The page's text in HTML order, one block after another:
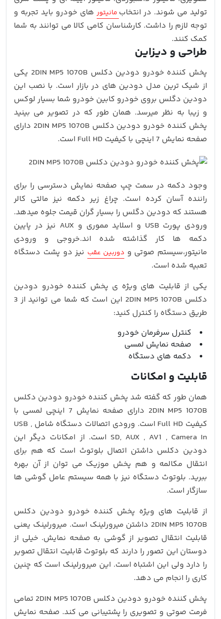
تولید می شوند. در انتخاب مانیتور های خودرو باید تجربه و
توجه لازم را داشت. کارشناسان کامی کالا می توانند به شما
کمک کنند.
طراحی و دیزاین
پخش کننده خودرو دودین دکلس 2DIN MP5 1070B یکی
از شیک ترین مدل دودین های در بازار است. با نصب این
دودین دگلس بروی خودرو کابین خودرو شما بسیار لوکس
و زیبا به نظر میرسد. همان طور که در تصویر می بینید
پخش کننده خودرو دودین دکلس 2DIN MP5 1070B دارای
صفحه نمایش 7 اینچی با کیفیت Full HD است.
وجود دکمه در سمت چپ صفحه نمایش دسترسی را برای
راننده آسان کرده است. چراغ زیر دکمه نیز مالتی کالر
هستند که دودین دگلس را بسیار گران قیمت جلوه میدهد.
ورودی پورت USB و اسلاید مموری و AUX نیز در پایین
دکمه ها کار گذاشته شده اند.خروجی و ورودی
مانیتور،سیستم صوتی ودوربین عقب نیز دو پشت دستگاه
تعبیه شده است.
یکی از قابلیت های ویژه ی پخش کننده خودرو دودین
دکلس 2DIN MP5 1070B این است که شما می توانید از 3
طریق دستگاه را کنترل کنید:
کنترل سرفرمان خودرو
صفحه نمایش لمسی
دکمه های دستگاه
قابلیت و امکانات
همان طور که گفته شد پخش کننده خودرو دودین دکلس
2DIN MP5 1070B دارای صفحه نمایش 7 اینچی لمسی با
کیفیت Full HD است. ورودی اتصالات دستگاه شامل USB ,
SD, AUX , AV1 , Camera In است. از امکانات دیگر این
دودین دکلس داشتن اتصال بلوتوث است که هم برای
انتقال مکالمه و هم پخش موزیک می توان از آن بهره
ببرید. بلوتوث دستگاه نیز با همه سیستم عامل گوشی ها
سازگار است.
از قابلیت های ویژه پخش کننده خودرو دودین دکلس
2DIN MP5 1070B داشتن میرورلینک است. میرورلینک یعنی
قابلیت انتقال تصویر از گوشی به صفحه نمایش. خیلی از
دوستان این تصور را دارند که بلوتوث قابلیت انتقال تصویر
را دارد ولی این اشتباه است. این میرورلینک است که چنین
کاری را انجام می دهد.
پخش کننده خودرو دودین دکلس 2DIN MP5 1070B تمامی
فرمت صوتی و تصویری را پشتیبانی می کند. صفحه نمایش